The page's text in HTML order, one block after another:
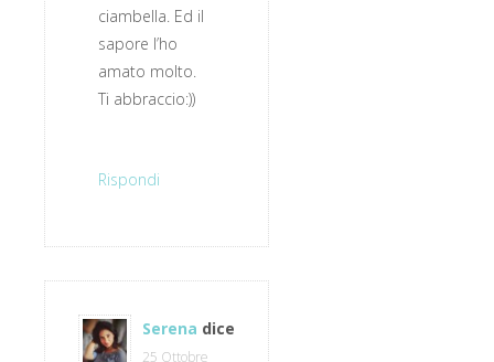
ciambella. Ed il
sapore l’ho
amato molto.
Ti abbraccio:))
Rispondi
Serena dice
25 Ottobre